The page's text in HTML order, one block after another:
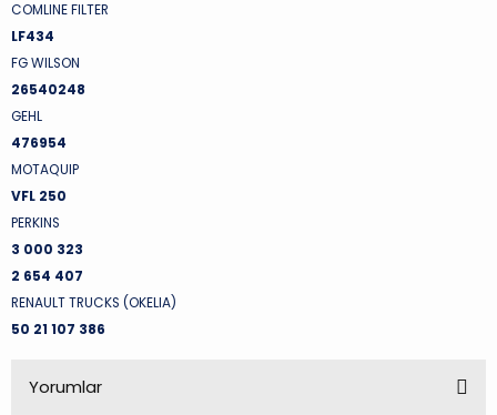
COMLINE FILTER
LF434
FG WILSON
26540248
GEHL
476954
MOTAQUIP
VFL 250
PERKINS
3 000 323
2 654 407
RENAULT TRUCKS (OKELIA)
50 21 107 386
Yorumlar